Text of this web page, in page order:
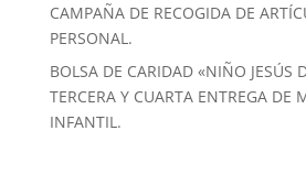
CAMPAÑA DE RECOGIDA DE
PERSONAL.
BOLSA DE CARIDAD «NIÑO JESÚS
TERCERA Y CUARTA ENTREGA DE
INFANTIL.